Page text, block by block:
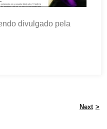
divulgado pela
Next